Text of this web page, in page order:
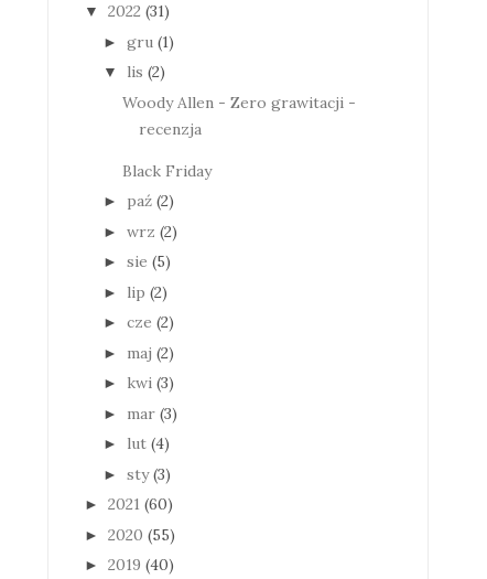
▼ 2022 (31)
► gru (1)
▼ lis (2)
Woody Allen - Zero grawitacji -
recenzja
Black Friday
► paź (2)
► wrz (2)
► sie (5)
► lip (2)
► cze (2)
► maj (2)
► kwi (3)
► mar (3)
► lut (4)
► sty (3)
► 2021 (60)
► 2020 (55)
► 2019 (40)